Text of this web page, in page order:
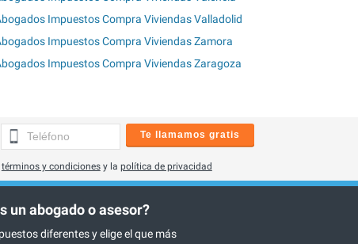
Impuestos Compra Viviendas Valladolid
Impuestos Compra Viviendas Zamora
Impuestos Compra Viviendas Zaragoza
Te llamamos gratis
términos y condicionesy la política de privacidad
un abogado o asesor?
diferentes y elige el que más